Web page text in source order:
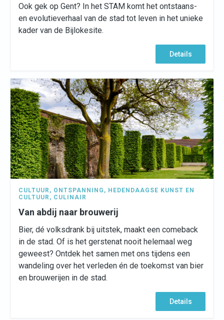
Ook gek op Gent? In het STAM komt het ontstaans-
en evolutieverhaal van de stad tot leven in het unieke
kader van de Bijlokesite.
Details
CULTUUR , ONTSPANNING , HEDENDAAGSE KUNST EN
CULTUUR , CULINAIR
Van abdij naar brouwerij
Bier, dé volksdrank bij uitstek, maakt een comeback
in de stad. Of is het gerstenat nooit helemaal weg
geweest? Ontdek het samen met ons tijdens een
wandeling over het verleden én de toekomst van bier
en brouwerijen in de stad.
Details